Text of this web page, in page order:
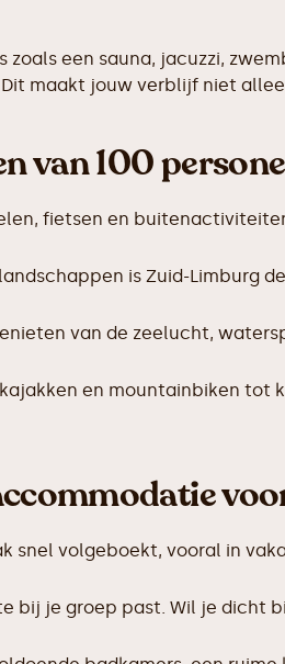
een sauna, jacuzzi,
maakt jouw verblijf niet
van 100
fietsen en
is Zuid-Limburg
van de zeelucht,
en mountainbiken
snel volgeboekt, vooral in
bij je groep past. Wil je dicht